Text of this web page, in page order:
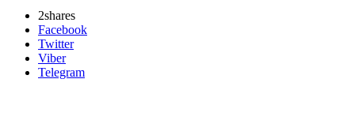
2shares
Facebook
Twitter
Viber
Telegram